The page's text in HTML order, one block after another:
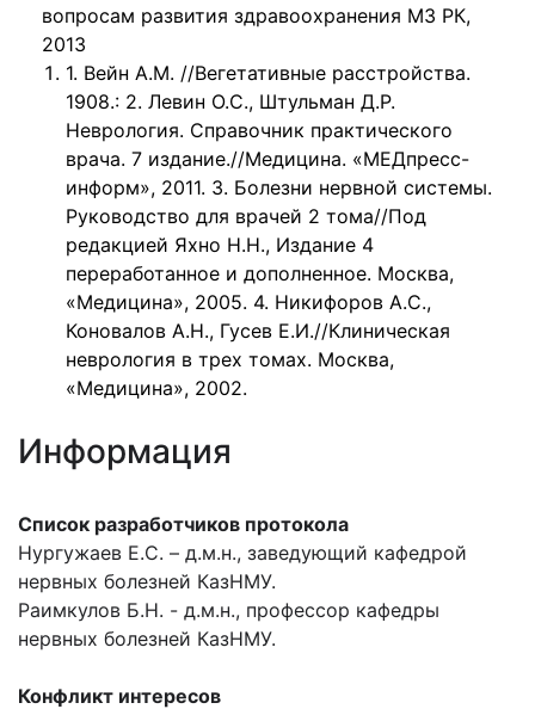
вопросам развития здравоохранения МЗ РК,
2013
1. Вейн A.M. //Вегетативные расстройства.
1908.: 2. Левин О.С., Штульман Д.Р.
Неврология. Справочник практического
врача. 7 издание.//Медицина. «МЕДпресс-
информ», 2011. 3. Болезни нервной системы.
Руководство для врачей 2 тома//Под
редакцией Яхно Н.Н., Издание 4
переработанное и дополненное. Москва,
«Медицина», 2005. 4. Никифоров А.С.,
Коновалов А.Н., Гусев Е.И.//Клиническая
неврология в трех томах. Москва,
«Медицина», 2002.
Информация
Список разработчиков протокола
Нургужаев Е.С. – д.м.н., заведующий кафедрой
нервных болезней КазНМУ.
Раимкулов Б.Н. - д.м.н., профессор кафедры
нервных болезней КазНМУ.
Конфликт интересов